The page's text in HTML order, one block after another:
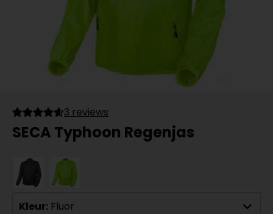
3 reviews
SECA Typhoon Regenjas
Kleur: Fluor